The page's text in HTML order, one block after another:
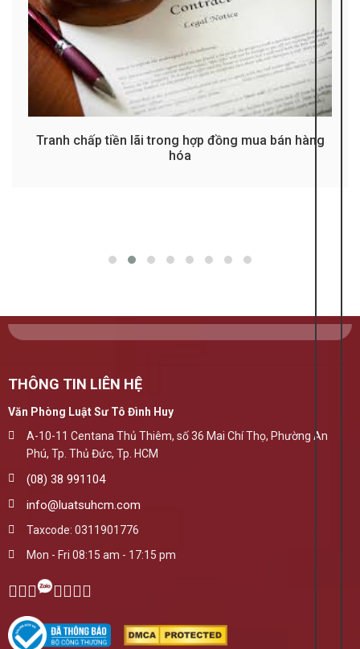
Tranh chấp tiền lãi trong hợp đồng mua bán hàng
hóa
THÔNG TIN LIÊN HỆ
Văn Phòng Luật Sư Tô Đình Huy
A-10-11 Centana Thủ Thiêm, số 36 Mai Chí Thọ, Phường An
Phú, Tp. Thủ Đức, Tp. HCM
(08) 38 991104
info@luatsuhcm.com
Taxcode: 0311901776
Mon - Fri 08:15 am - 17:15 pm